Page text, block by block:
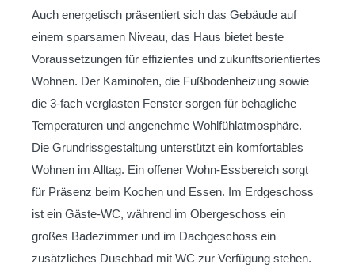
Auch energetisch präsentiert sich das Gebäude auf
einem sparsamen Niveau, das Haus bietet beste
Voraussetzungen für effizientes und zukunftsorientiertes
Wohnen. Der Kaminofen, die Fußbodenheizung sowie
die 3-fach verglasten Fenster sorgen für behagliche
Temperaturen und angenehme Wohlfühlatmosphäre.
Die Grundrissgestaltung unterstützt ein komfortables
Wohnen im Alltag. Ein offener Wohn-Essbereich sorgt
für Präsenz beim Kochen und Essen. Im Erdgeschoss
ist ein Gäste-WC, während im Obergeschoss ein
großes Badezimmer und im Dachgeschoss ein
zusätzliches Duschbad mit WC zur Verfügung stehen.